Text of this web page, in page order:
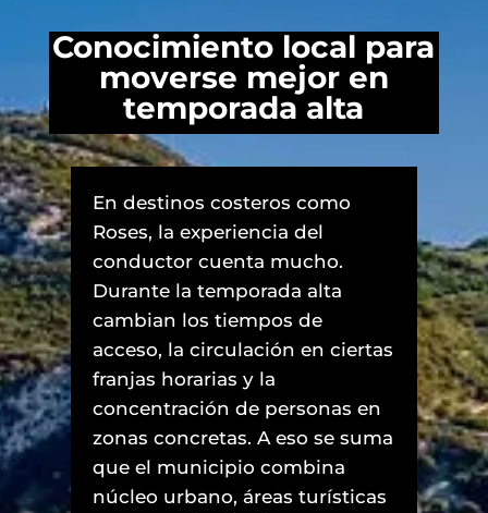
Conocimiento local para
moverse mejor en
temporada alta
En destinos costeros como
Roses, la experiencia del
conductor cuenta mucho.
Durante la temporada alta
cambian los tiempos de
acceso, la circulación en ciertas
franjas horarias y la
concentración de personas en
zonas concretas. A eso se suma
que el municipio combina
núcleo urbano, áreas turísticas